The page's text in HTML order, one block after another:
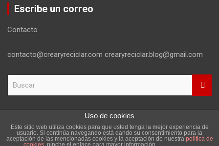
Escribe un correo
Contacto
contacto@crearyreciclar.com crearyreciclar.blog@gmail.com
c
Copyright ©2026
Aviso Legal y Política de Privacidad
Uso de cookies
Este sitio web utiliza cookies para que usted tenga la mejor experiencia de
usuario. Si continúa navegando está dando su consentimiento para la
aceptación de las mencionadas cookies y la aceptación de nuestra política de
cookies , pinche el enlace para mayor información.